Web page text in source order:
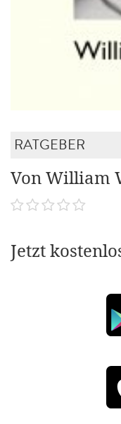
RATGEBER
Von William
Jetzt